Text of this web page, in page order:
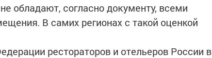
обладают, согласно документу, всеми
В самих регионах с такой оценкой
рестораторов и отельеров России в